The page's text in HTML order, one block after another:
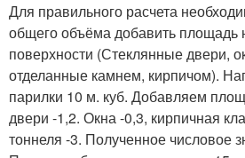
Для правильного расчета
общего объёма добавить площадь
поверхности (Стеклянные двери,
отделанные камнем, кирпичом).
парилки 10 м. куб. Добавляем
двери -1,2. Окна -0,3, кирпичная
тоннеля -3. Полученное числовое